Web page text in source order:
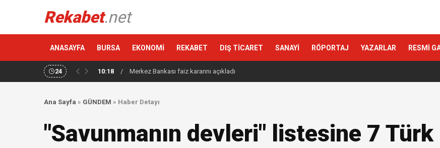
Rekabet.net
ANASAYFA BURSA EKONOMİ REKABET DIŞ TİCARET SANAYİ RÖPORTAJ YAZARLAR RESMİ
24 10:18 / Merkez Bankası faiz kararını açıkladı
Ana Sayfa » GÜNDEM » Haber Detayı
"Savunmanın devleri" listesine 7 Türk